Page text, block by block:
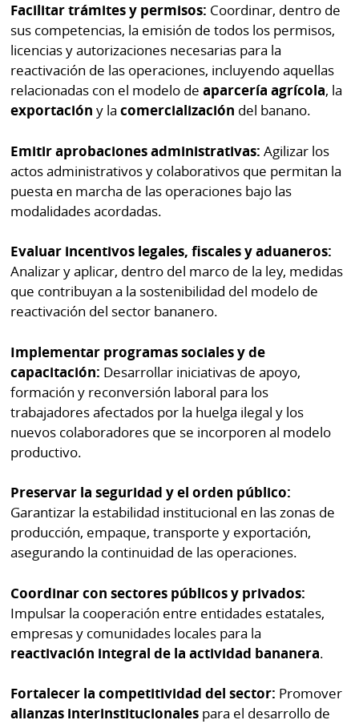
Facilitar trámites y permisos: Coordinar, dentro de
sus competencias, la emisión de todos los permisos,
licencias y autorizaciones necesarias para la
reactivación de las operaciones, incluyendo aquellas
relacionadas con el modelo deaparcería agrícola, la
exportación y lacomercialización del banano.
Emitir aprobaciones administrativas:Agilizar los
actos administrativos y colaborativos que permitan la
puesta en marcha de las operaciones bajo las
modalidades acordadas.
Evaluar incentivos legales, fiscales y aduaneros:
Analizar y aplicar, dentro del marco de la ley, medidas
que contribuyan a la sostenibilidad del modelo de
reactivación del sector bananero.
Implementar programas sociales y de
capacitación: Desarrollar iniciativas de apoyo,
formación y reconversión laboral para los
trabajadores afectados por la huelga ilegal y los
nuevos colaboradores que se incorporen al modelo
productivo.
Preservar la seguridad y el orden público:
Garantizar la estabilidad institucional en las zonas de
producción, empaque, transporte y exportación,
asegurando la continuidad de las operaciones.
Coordinar con sectores públicos y privados:
Impulsar la cooperación entre entidades estatales,
empresas y comunidades locales para la
reactivación integral de la actividad bananera.
Fortalecer la competitividad del sector: Promover
alianzas interinstitucionales para el desarrollo de